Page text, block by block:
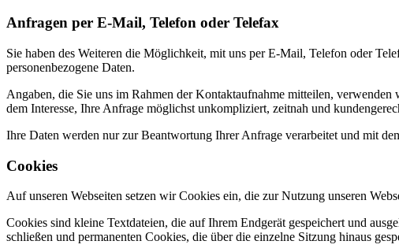
Anfragen per E-Mail, Telefon oder Telefax
Sie haben des Weiteren die Möglichkeit, mit uns per E-Mail, Telefon oder
personenbezogene Daten.
Angaben, die Sie uns im Rahmen der Kontaktaufnahme mitteilen,
dem Interesse, Ihre Anfrage möglichst unkompliziert, zeitnah und
Ihre Daten werden nur zur Beantwortung Ihrer Anfrage verarbeitet und mit
Cookies
Auf unseren Webseiten setzen wir Cookies ein, die zur Nutzung unseren
Cookies sind kleine Textdateien, die auf Ihrem Endgerät gespeichert und
schließen und permanenten Cookies, die über die einzelne Sitzung hinaus